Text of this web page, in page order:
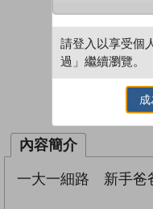
試閲
借閱
內容簡介
一大一細路 新手爸
請登入以享受個
過」繼續瀏覽。
成